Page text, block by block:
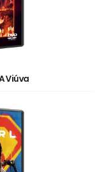
Viúva